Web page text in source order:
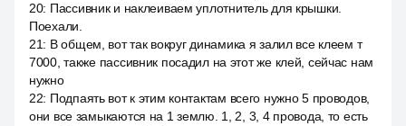
20: Пассивник и наклеиваем уплотнитель для крышки.
Поехали.
21: В общем, вот так вокруг динамика я залил все клеем т
7000, также пассивник посадил на этот же клей, сейчас нам
нужно
22: Подпаять вот к этим контактам всего нужно 5 проводов,
они все замыкаются на 1 землю. 1, 2, 3, 4 провода, то есть